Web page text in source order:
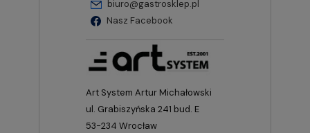
biuro@gastrosklep.pl
Nasz Facebook
Art System Artur Michałowski
ul. Grabiszyńska 241 bud. E
53-234 Wrocław